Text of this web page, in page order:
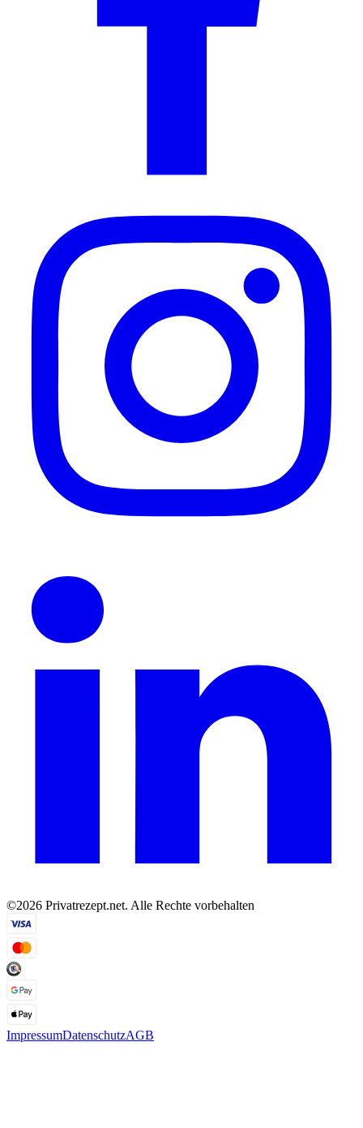
©2026 Privatrezept.net. Alle Rechte vorbehalten
ImpressumDatenschutzAGB